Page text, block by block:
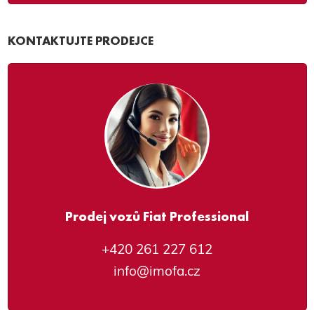
KONTAKTUJTE PRODEJCE
Prodej vozů Fiat Professional
+420 261 227 612
info@imofa.cz